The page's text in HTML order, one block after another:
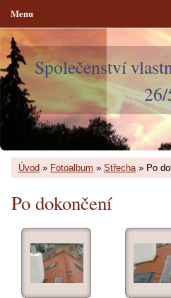
Společenství
26/
Úvod » Fotoalbum » Střecha» Po
Po dokončení
Menu